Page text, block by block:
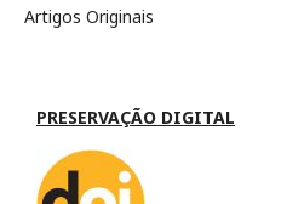
Artigos Originais
PRESERVAÇÃO DIGITAL